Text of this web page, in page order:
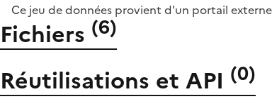
Ce jeu de données provient d'un portail
Fichiers (6)
Réutilisations et API (0)